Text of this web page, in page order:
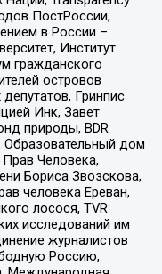
ПостРоссии,
в России –
Институт
гражданского
островов
Гринпис
Инк, Завет
природы, BDR
Образовательный дом
Человека,
Бориса Звозскова,
человека Ереван,
лосося, TVR
исследований им
журналистов
Россию,